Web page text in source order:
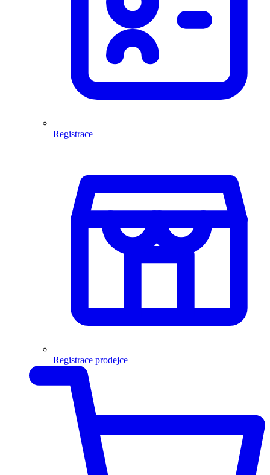
Registrace
Registrace prodejce